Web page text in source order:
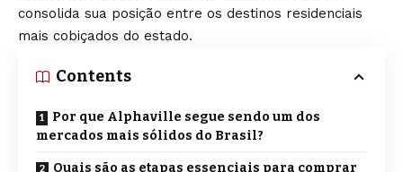
consolida sua posição entre os destinos residenciais
mais cobiçados do estado.
Contents
Por que Alphaville segue sendo um dos
mercados mais sólidos do Brasil?
Quais são as etapas essenciais para comprar